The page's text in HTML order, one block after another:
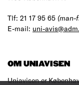
Tlf: 21 17 95 65 (man-
E-mail: uni-
OM UNIAVISEN
Uniavisen er